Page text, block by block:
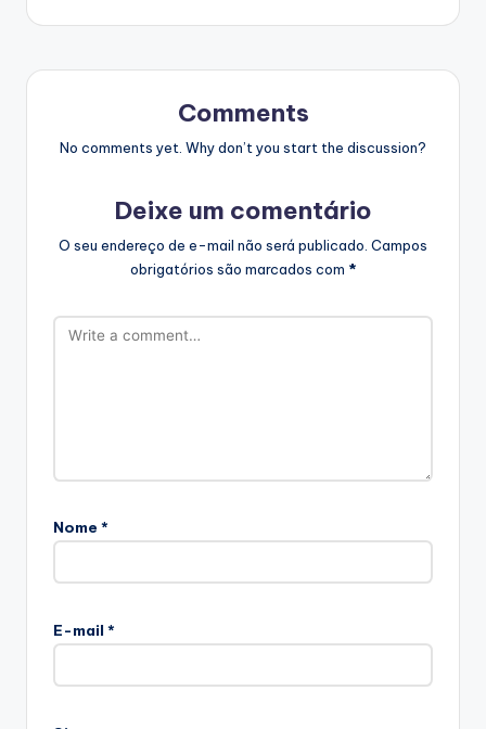
Comments
No comments yet. Why don’t you start the discussion?
Deixe um comentário
O seu endereço de e-mail não será publicado. Campos
obrigatórios são marcados com *
Nome *
E-mail *